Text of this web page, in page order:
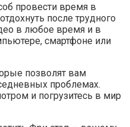
провести время в
после трудного
в любое время и в
смартфоне или
позволят вам
проблемах.
и погрузитесь в мир